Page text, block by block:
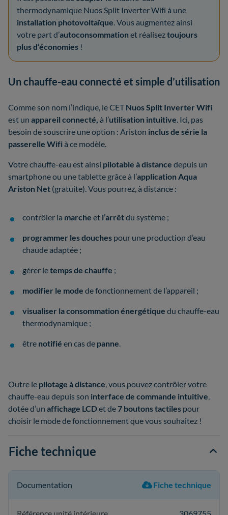
thermodynamique Nuos Split Inverter Wifi à une
installation photovoltaïque. Vous augmentez ainsi
votre part d’autoconsommation et réaliseztoujours
plus d’économies !
Un chauffe-eau connecté et simple d’utilisation
Comme son nom l’indique, le CETNuos Split Inverter Wifi
est un appareil connecté, à l’utilisation intuitive. Ici, pas
besoin de souscrire une option : Ariston inclus de série la
passerelle Wifià ce modèle.
Votre chauffe-eau est ainsi pilotable à distance depuis un
smartphone ou une tablette grâce à l’application Aqua
Ariston Net (gratuite). Vous pourrez, à distance :
contrôler la marche et l’arrêtdu système ;
programmer les douches pour une production d’eau
chaude adaptée ;
gérer letemps de chauffe ;
modifier le mode de fonctionnement de l’appareil ;
visualiser la consommation énergétique du chauffe-eau
thermodynamique ;
être notifié en cas de panne.
Outre le pilotage à distance, vous pouvez contrôler votre
chauffe-eau depuis son interface de commande intuitive,
dotée d’un affichage LCDet de7 boutons tactiles pour
choisir le mode de fonctionnement que vous souhaitez !
Fiche technique
Documentation Fiche technique